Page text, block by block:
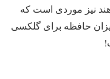
نیز موردی است که
حافظه برای گلکسی